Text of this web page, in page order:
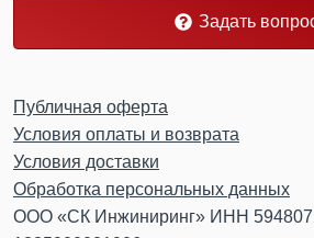
Задать
Публичная оферта
Условия оплаты и возврата
Условия доставки
Обработка персональных данных
ООО «СК Инжиниринг» ИНН